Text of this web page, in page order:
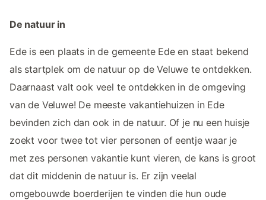
De natuur in
Ede is een plaats in de gemeente Ede en staat bekend
als startplek om de natuur op de Veluwe te ontdekken.
Daarnaast valt ook veel te ontdekken in de omgeving
van de Veluwe! De meeste vakantiehuizen in Ede
bevinden zich dan ook in de natuur. Of je nu een huisje
zoekt voor twee tot vier personen of eentje waar je
met zes personen vakantie kunt vieren, de kans is groot
dat dit middenin de natuur is. Er zijn veelal
omgebouwde boerderijen te vinden die hun oude